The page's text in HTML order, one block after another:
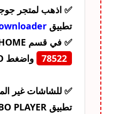
✅ اذهب لمتجر
تطبيق
✅ في قسم HOME اكتب الكود:
78522
واضغط GO.
✅ للشاشات غير
تطبيق PLAYER